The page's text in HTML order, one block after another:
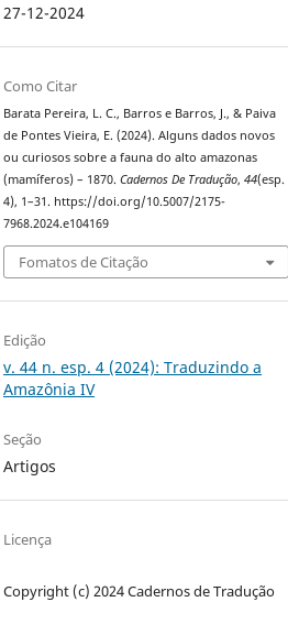
27-12-2024
Como Citar
Barata Pereira, L. C., Barros e Barros, J., & Paiva
de Pontes Vieira, E. (2024). Alguns dados novos
ou curiosos sobre a fauna do alto amazonas
(mamíferos) – 1870.Cadernos De Tradução,44(esp.
4), 1–31. https://doi.org/10.5007/2175-
7968.2024.e104169
Fomatos de Citação
Edição
v. 44 n. esp. 4 (2024): Traduzindo a
Amazônia IV
Seção
Artigos
Licença
Copyright (c) 2024 Cadernos de Tradução